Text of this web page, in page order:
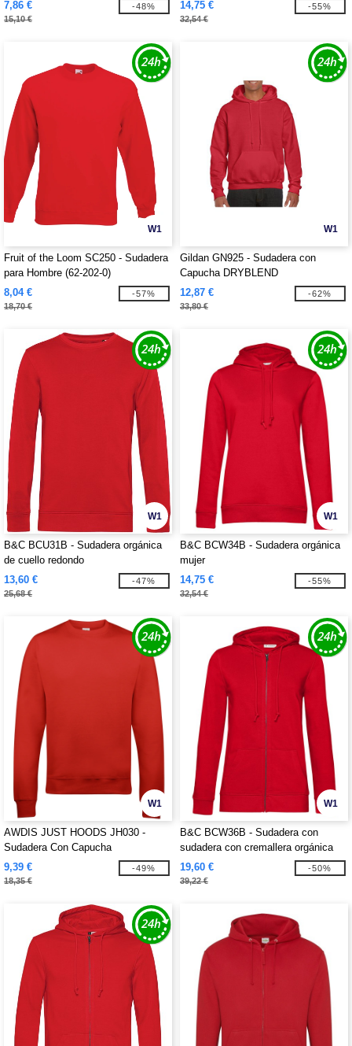
7,86 €
15,10 €
-48%
14,75 €
32,54 €
-55%
W1
Fruit of the Loom SC250 - Sudadera
para Hombre (62-202-0)
8,04 €
18,70 €
-57%
W1
Gildan GN925 - Sudadera con
Capucha DRYBLEND
12,87 €
33,80 €
-62%
W1
B&C BCU31B - Sudadera orgánica
de cuello redondo
13,60 €
25,68 €
-47%
W1
B&C BCW34B - Sudadera orgánica
mujer
14,75 €
32,54 €
-55%
W1
AWDIS JUST HOODS JH030 -
Sudadera Con Capucha
9,39 €
18,35 €
-49%
W1
B&C BCW36B - Sudadera con
sudadera con cremallera orgánica
para mujeres
19,60 €
39,22 €
-50%